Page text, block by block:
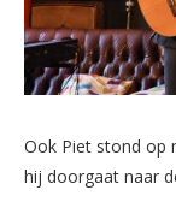
Ook Piet stond op
hij doorgaat naar